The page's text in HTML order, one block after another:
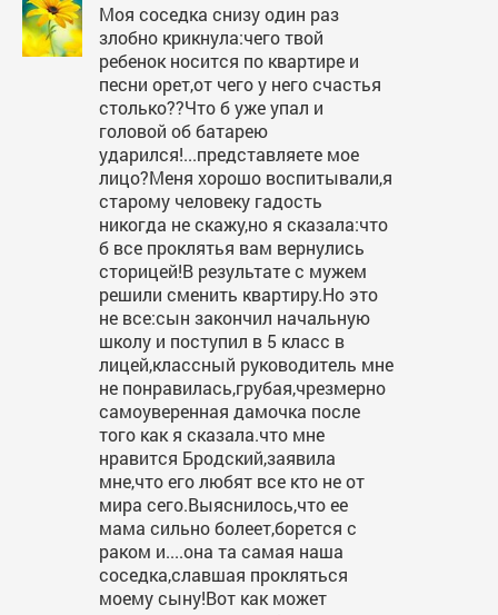
Моя соседка снизу один раз
злобно крикнула:чего твой
ребенок носится по квартире и
песни орет,от чего у него счастья
столько??Что б уже упал и
головой об батарею
ударился!...представляете мое
лицо?Меня хорошо воспитывали,я
старому человеку гадость
никогда не скажу,но я сказала:что
б все проклятья вам вернулись
сторицей!В результате с мужем
решили сменить квартиру.Но это
не все:сын закончил начальную
школу и поступил в 5 класс в
лицей,классный руководитель мне
не понравилась,грубая,чрезмерно
самоуверенная дамочка после
того как я сказала.что мне
нравится Бродский,заявила
мне,что его любят все кто не от
мира сего.Выяснилось,что ее
мама сильно болеет,борется с
раком и....она та самая наша
соседка,славшая прокляться
моему сыну!Вот как может